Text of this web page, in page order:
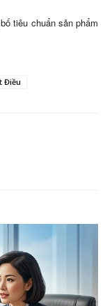
tiêu chuẩn sản phẩm
Điều